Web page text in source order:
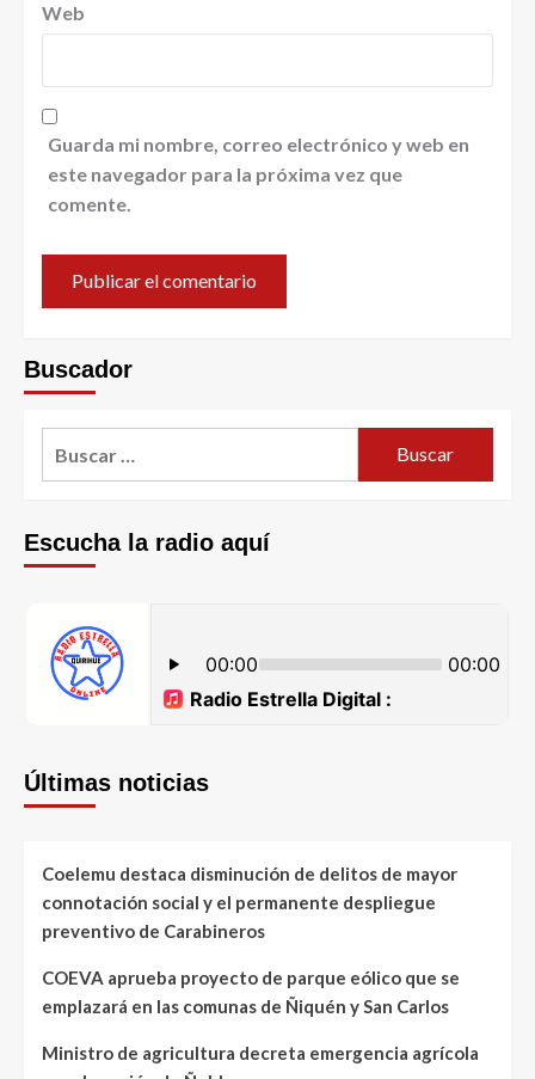
Web
Guarda mi nombre, correo electrónico y web en
este navegador para la próxima vez que
comente.
Buscador
Escucha la radio aquí
Últimas noticias
Coelemu destaca disminución de delitos de mayor
connotación social y el permanente despliegue
preventivo de Carabineros
COEVA aprueba proyecto de parque eólico que se
emplazará en las comunas de Ñiquén y San Carlos
Ministro de agricultura decreta emergencia agrícola